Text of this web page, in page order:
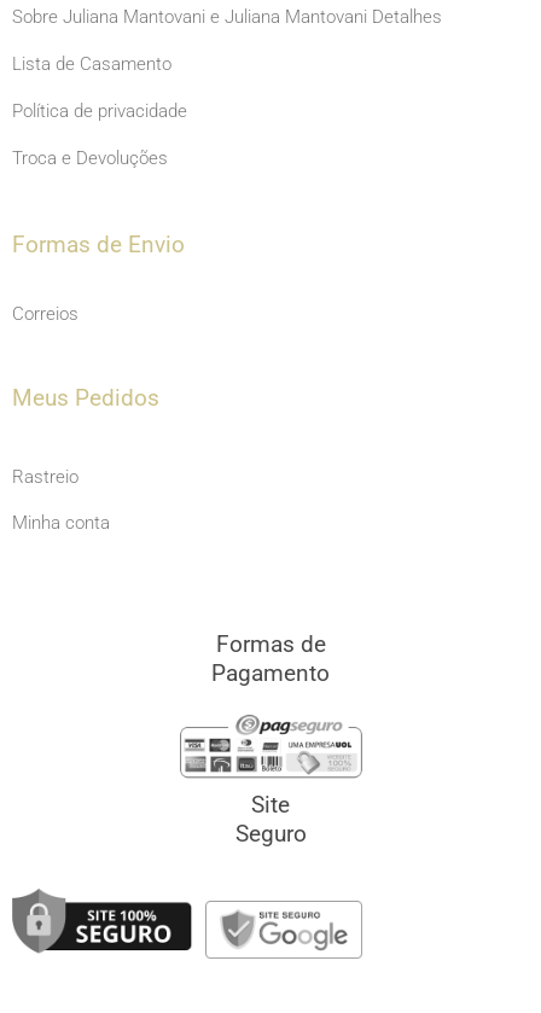
Sobre Juliana Mantovani e Juliana Mantovani Detalhes
Lista de Casamento
Política de privacidade
Troca e Devoluções
Formas de Envio
Correios
Meus Pedidos
Rastreio
Minha conta
Formas de
Pagamento
Site
Seguro